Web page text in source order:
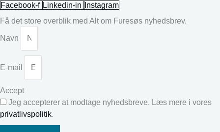
Facebook-f Linkedin-in
Instagram
Få det store overblik med Alt om Furesøs nyhedsbrev.
Navn
E-mail
Accept
Jeg accepterer at modtage nyhedsbreve. Læs mere i vores
privatlivspolitik.